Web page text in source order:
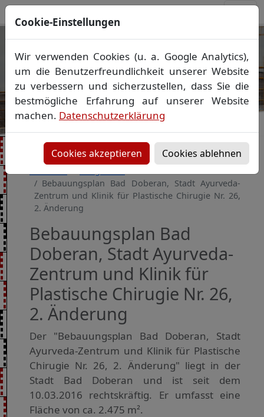
Ihr Vermessungsbüro in
Mecklenburg-Vorpommern
Wir vermessen Ihr Grundstück
Lageplan Absteckung▪Bauvermessung ▪
Gebäudeeinmessung
Grenzfeststellung▪Amtliche Auskünfte und
Vorheriges Bild
Bebauungsplan Bad Doberan, Stadt Ayurveda-
Zentrum und Klinik für Plastische Chirugie Nr. 26,
2. Änderung
Bebauungsplan Bad
Doberan, Stadt Ayurveda-
Zentrum und Klinik für
Plastische Chirugie Nr. 26,
2. Änderung
Der "Bebauungsplan Bad Doberan, Stadt
Ayurveda-Zentrum und Klinik für Plastische
Chirugie Nr. 26, 2. Änderung" liegt in der
Stadt Bad Doberan und ist seit dem
10.03.2016 rechtskräftig. Er umfasst eine
Fläche von ca. 2.475 m².
Cookie-Einstellungen
Wir verwenden Cookies (u. a. Google Analytics),
um die Benutzerfreundlichkeit unserer Website
zu verbessern und sicherzustellen, dass Sie die
bestmögliche Erfahrung auf unserer Website
machen. Datenschutzerklärung
Cookies akzeptieren Cookies ablehnen